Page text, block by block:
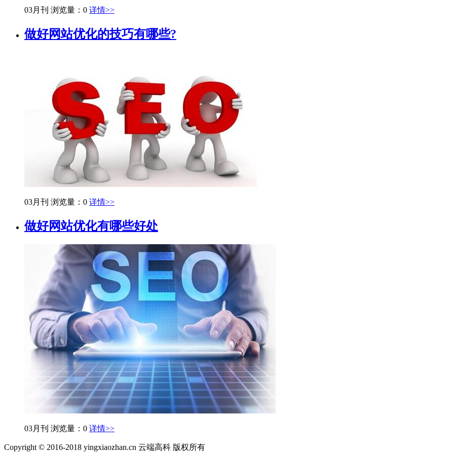
03月刊 浏览量：0 详情>>
做好网站优化的技巧有哪些?
03月刊 浏览量：0 详情>>
做好网站优化有哪些好处
03月刊 浏览量：0 详情>>
Copyright © 2016-2018 yingxiaozhan.cn 云端高科 版权所有